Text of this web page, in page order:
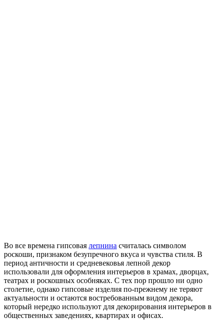
Во все времена гипсовая лепнина считалась символом
роскоши, признаком безупречного вкуса и чувства стиля. В
период античности и средневековья лепной декор
использовали для оформления интерьеров в храмах, дворцах,
театрах и роскошных особняках. С тех пор прошло ни одно
столетие, однако гипсовые изделия по-прежнему не теряют
актуальности и остаются востребованным видом декора,
который нередко используют для декорирования интерьеров в
общественных заведениях, квартирах и офисах.